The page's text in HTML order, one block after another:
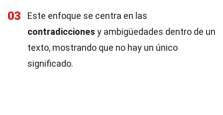
03
Este enfoque se centra en las
contradicciones y ambigüedades dentro de un
texto, mostrando que no hay un único
significado.